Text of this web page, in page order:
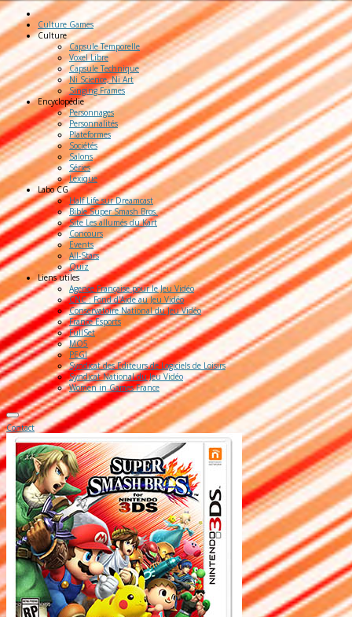
Culture Games
Culture
Capsule Temporelle
Voxel Libre
Capsule Technique
Ni Science, Ni Art
Singing Frames
Encyclopédie
Personnages
Personnalités
Plateformes
Sociétés
Salons
Séries
Lexique
LaboCG
Half Life sur Dreamcast
Bible Super Smash Bros.
Site Les allumés du Kart
Concours
Events
All-Stars
Quiz
Liensutiles
Agence Française pour le Jeu Vidéo
CNC : Fond d'Aide au Jeu Vidéo
Conservatoire National du Jeu Vidéo
France Esports
FullSet
MO5
PEGI
Syndicat des Editeurs de Logiciels de Loisirs
Syndicat National du Jeu Vidéo
Women in Games France
Contact